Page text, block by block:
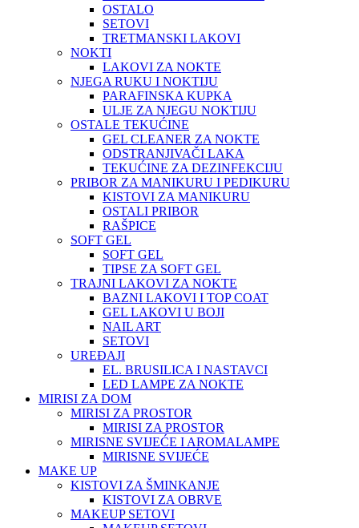
OSTALO
SETOVI
TRETMANSKI LAKOVI
NOKTI
LAKOVI ZA NOKTE
NJEGA RUKU I NOKTIJU
PARAFINSKA KUPKA
ULJE ZA NJEGU NOKTIJU
OSTALE TEKUĆINE
GEL CLEANER ZA NOKTE
ODSTRANJIVAČI LAKA
TEKUĆINE ZA DEZINFEKCIJU
PRIBOR ZA MANIKURU I PEDIKURU
KISTOVI ZA MANIKURU
OSTALI PRIBOR
RAŠPICE
SOFT GEL
SOFT GEL
TIPSE ZA SOFT GEL
TRAJNI LAKOVI ZA NOKTE
BAZNI LAKOVI I TOP COAT
GEL LAKOVI U BOJI
NAIL ART
SETOVI
UREĐAJI
EL. BRUSILICA I NASTAVCI
LED LAMPE ZA NOKTE
MIRISI ZA DOM
MIRISI ZA PROSTOR
MIRISI ZA PROSTOR
MIRISNE SVIJEĆE I AROMALAMPE
MIRISNE SVIJEĆE
MAKE UP
KISTOVI ZA ŠMINKANJE
KISTOVI ZA OBRVE
MAKEUP SETOVI